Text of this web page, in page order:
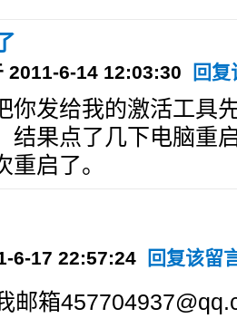
2011-6-14 12:03:30 回
你发给我的激活工具
结果点了几下电脑重
重启了。
6-17 22:57:24 回复该留
邮箱